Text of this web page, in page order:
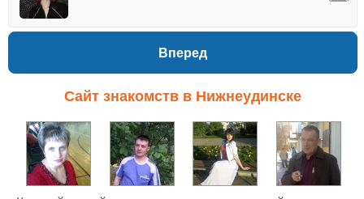
Вперед
Сайт знакомств в Нижнеудинске